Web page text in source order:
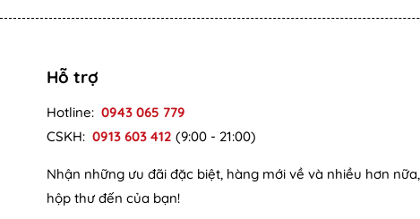
Hỗ trợ
Hotline: 0943 065 779
CSKH: 0913 603 412 (9:00 - 21:00)
Nhận những ưu đãi đặc biệt, hàng mới về và nhiều hơn
hộp thư đến của bạn!